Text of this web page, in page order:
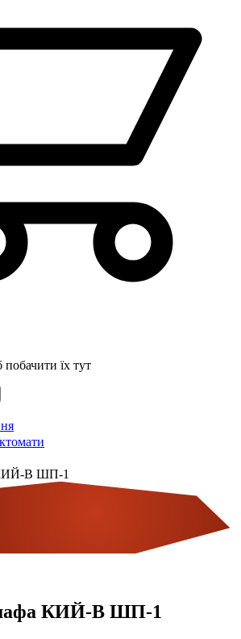
їх тут
В ШП-1
КИЙ-В ШП-1